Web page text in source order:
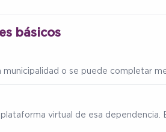
básicos
o se puede completar
virtual de esa